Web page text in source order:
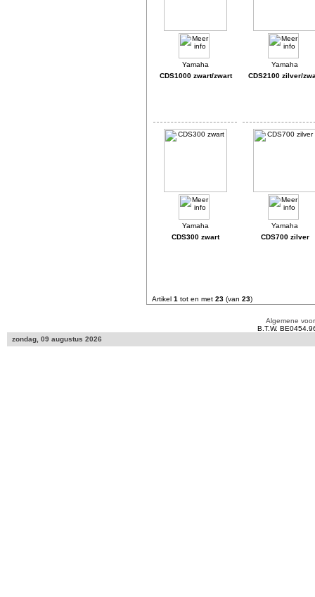
CDS1000 zwart/zwart CDS2100 zilver/
CDS300 zwart CDS700 zilver
Artikel 1 tot en met 23 (van 23)
Algemene
B.T.W.
zondag, 09 augustus 2026